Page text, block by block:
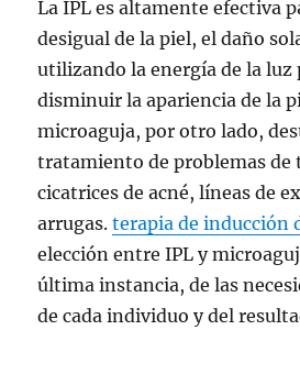
La IPL es altamente efectiva
desigual de la piel, el daño
utilizando la energía de la luz
disminuir la apariencia de la
microaguja, por otro lado,
tratamiento de problemas de
cicatrices de acné, líneas de
arrugas.terapia de inducción
elección entre IPL y
última instancia, de las
de cada individuo y del